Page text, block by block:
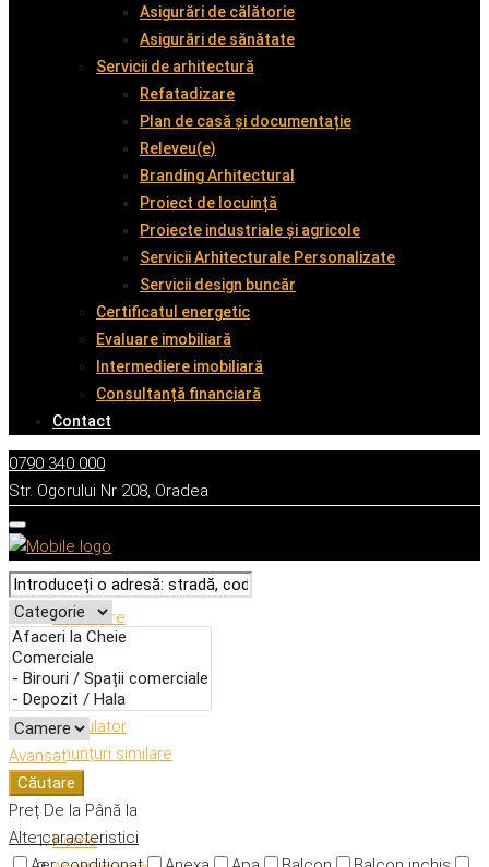
Asigurări de călătorie
Asigurări de sănătate
Servicii de arhitectură
Refatadizare
Plan de casă și documentație
Releveu(e)
Branding Arhitectural
Proiect de locuință
Proiecte industriale și agricole
Servicii Arhitecturale Personalizate
Servicii design buncăr
Certificatul energetic
Evaluare imobiliară
Intermediere imobiliară
Consultanță financiară
Contact
0790 340 000
Str. Ogorului Nr 208, Oradea
Avansat
Căutare
Preț De la Până la
Alte caracteristici
Descriere
Caracteristici
Adresă
Detalii
Calculator
Anunțuri similare
Home